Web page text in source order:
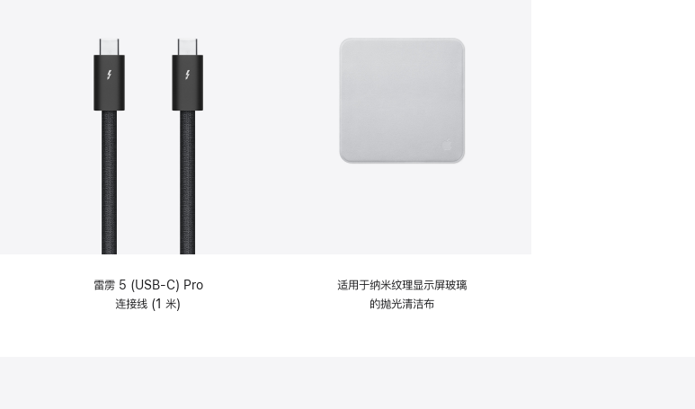
雷雳 5 (USB-C) Pro
连接线 (1 米)
适用于纳米纹理显示屏玻璃
的抛光清洁布